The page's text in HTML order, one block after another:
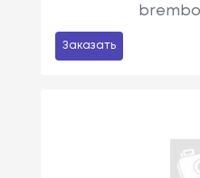
brembo
Заказать